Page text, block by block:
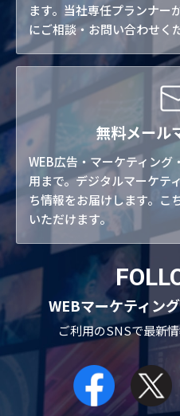
ます。当社専任プランナー
にご相談・お問い合わせく
無料メール
WEB広告・マーケティング
用まで。デジタルマーケテ
ち情報をお届けします。こ
いただけます。
WEBマーケティン
ご利用のSNSで最新